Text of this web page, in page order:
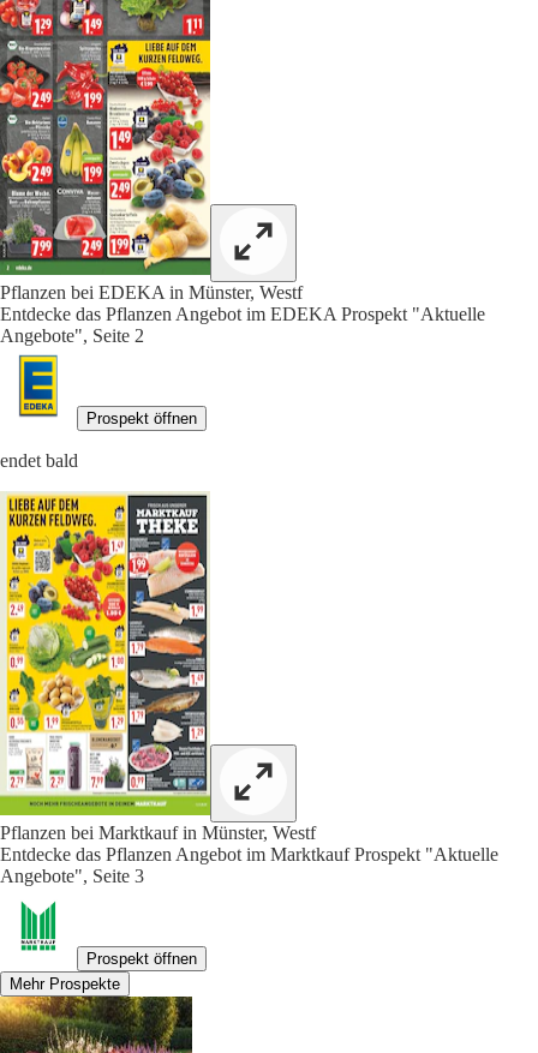
Pflanzen bei EDEKA in Münster, Westf
Entdecke das Pflanzen Angebot im EDEKA Prospekt "Aktuelle
Angebote", Seite 2
Prospekt öffnen
endet bald
Pflanzen bei Marktkauf in Münster, Westf
Entdecke das Pflanzen Angebot im Marktkauf Prospekt "Aktuelle
Angebote", Seite 3
Prospekt öffnen
Mehr Prospekte